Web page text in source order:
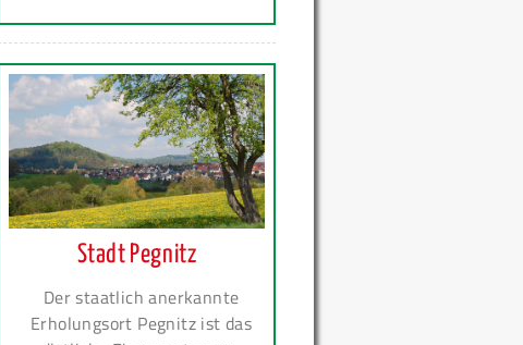
Stadt Pegnitz
Der staatlich anerkannte
Erholungsort Pegnitz ist das